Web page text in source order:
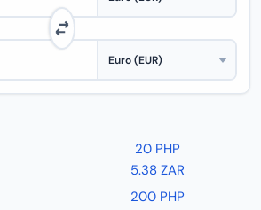
20 PHP
5.38 ZAR
200 PHP